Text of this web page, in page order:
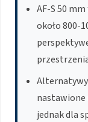
AF-S 50
około 800-
nastawione
jednak dla